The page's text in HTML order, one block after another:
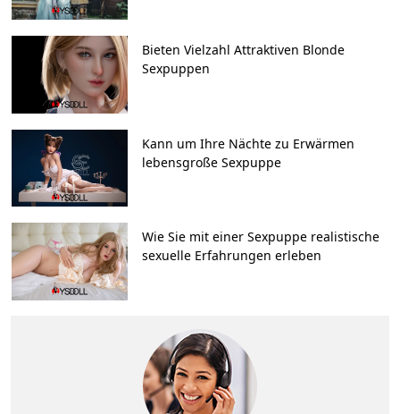
Bieten Vielzahl Attraktiven Blonde
Sexpuppen
Kann um Ihre Nächte zu Erwärmen
lebensgroße Sexpuppe
Wie Sie mit einer Sexpuppe realistische
sexuelle Erfahrungen erleben